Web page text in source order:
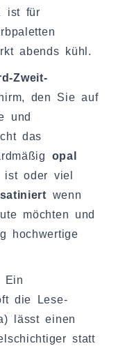
ist für
abends kühl.
Zweit-
den Sie auf
und
das
opal
oder viel
satiniert wenn
möchten und
hochwertige
Ein
die Lese-
lässt einen
statt